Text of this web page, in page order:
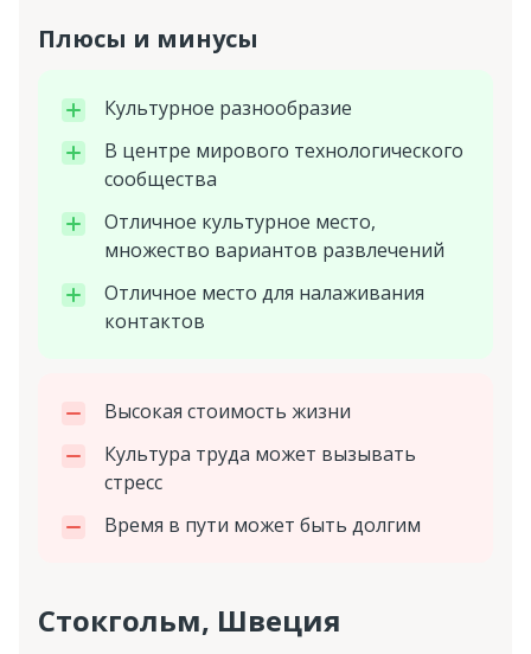
Плюсы и минусы
Культурное разнообразие
В центре мирового технологического
сообщества
Отличное культурное место,
множество вариантов развлечений
Отличное место для налаживания
контактов
Высокая стоимость жизни
Культура труда может вызывать
стресс
Время в пути может быть долгим
Стокгольм, Швеция